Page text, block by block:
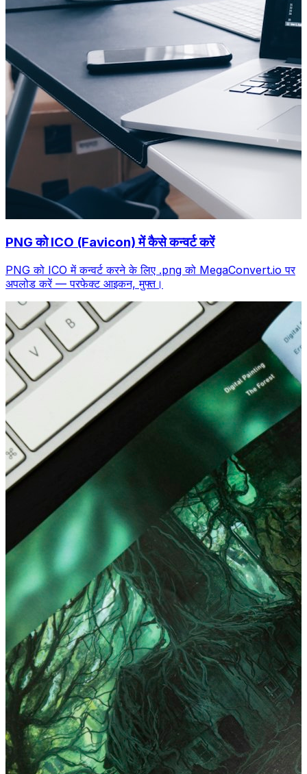
PNG को ICO (Favicon) में कैसे कन्वर्ट करें
PNG को ICO में कन्वर्ट करने के लिए .png को MegaConvert.io पर
अपलोड करें — परफेक्ट आइकन, मुफ्त।